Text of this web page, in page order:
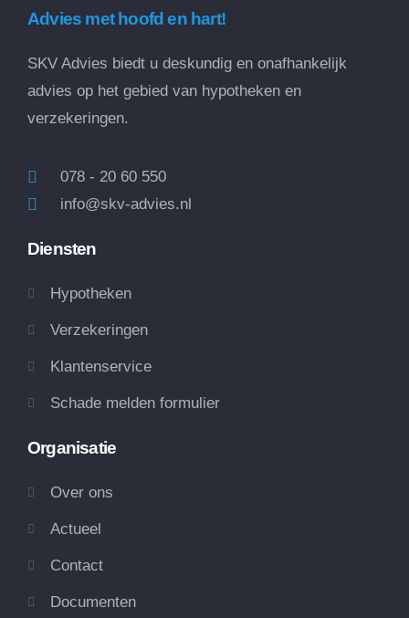
Advies met hoofd en hart!
SKV Advies biedt u deskundig en onafhankelijk
advies op het gebied van hypotheken en
verzekeringen.
078 - 20 60 550
info@skv-advies.nl
Diensten
Hypotheken
Verzekeringen
Klantenservice
Schade melden formulier
Organisatie
Over ons
Actueel
Contact
Documenten